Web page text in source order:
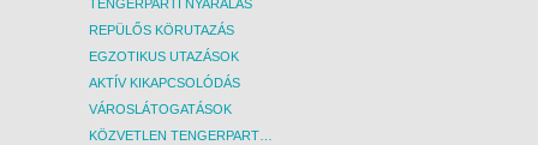
TENGERPARTI NYARALÁS
REPÜLŐS KÖRUTAZÁS
EGZOTIKUS UTAZÁSOK
AKTÍV KIKAPCSOLÓDÁS
VÁROSLÁTOGATÁSOK
KÖZVETLEN TENGERPARTI SZÁLLÁSOK